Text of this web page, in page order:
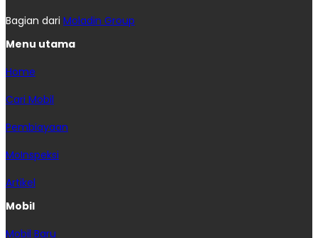
Bagian dari Moladin Group
Menu utama
Home
Cari Mobil
Pembiayaan
MoInspeksi
Artikel
Mobil
Mobil Baru